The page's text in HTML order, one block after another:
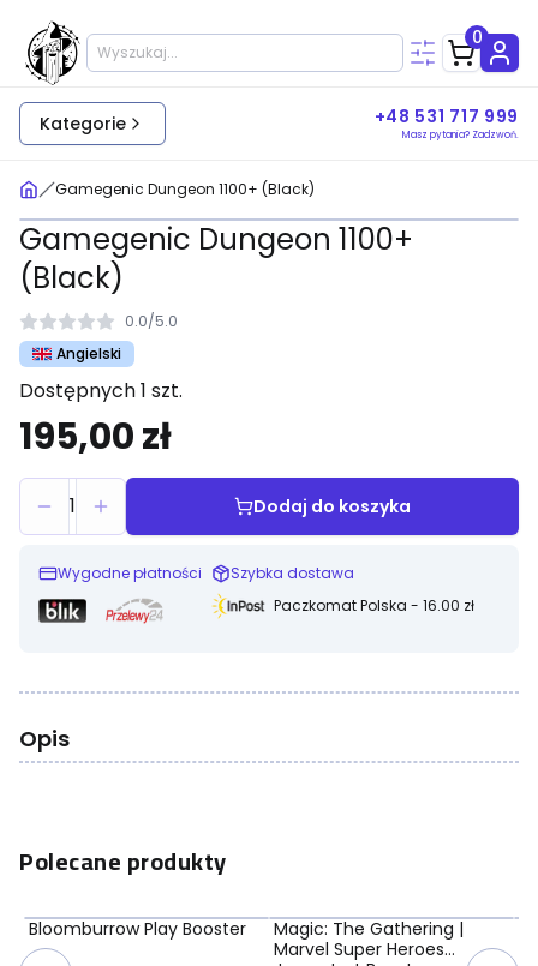
0
Kategorie +48 531 717 999
Masz pytania? Zadzwoń.
Gamegenic Dungeon 1100+ (Black)
Gamegenic Dungeon 1100+
(Black)
0.0/5.0
Angielski
Dostępnych 1 szt.
195,00 zł
1 Dodaj do koszyka
Wygodne płatności
Szybka dostawa
Paczkomat Polska - 16.00 zł
Opis
Polecane produkty
Bloomburrow Play Booster
Magic: The Gathering |
Marvel Super Heroes